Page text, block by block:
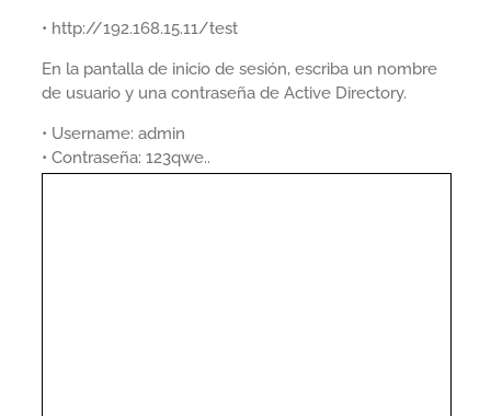
• http://192.168.15.11/test
En la pantalla de inicio de sesión, escriba un nombre
de usuario y una contraseña de Active Directory.
• Username: admin
• Contraseña: 123qwe..